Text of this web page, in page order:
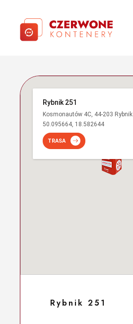
Rybnik 251
Kosmonautów 4C, 44-203 Rybnik
50.095664, 18.582644
TRASA
Rybnik 251